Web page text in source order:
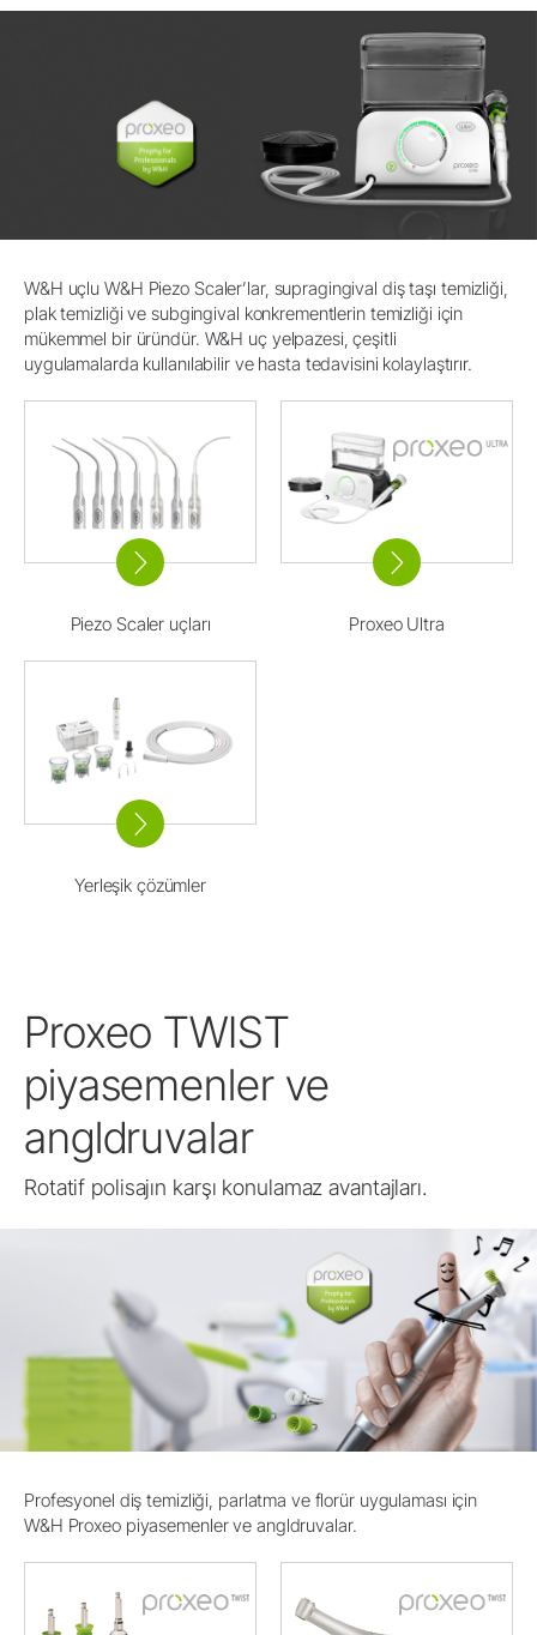
W&H uçlu W&H Piezo Scaler’lar, supragingival diş taşı temizliği,
plak temizliği ve subgingival konkrementlerin temizliği için
mükemmel bir üründür. W&H uç yelpazesi, çeşitli
uygulamalarda kullanılabilir ve hasta tedavisini kolaylaştırır.
Piezo Scaler uçları Proxeo Ultra
Yerleşik çözümler
Proxeo TWIST
piyasemenler ve
angldruvalar
Rotatif polisajın karşı konulamaz avantajları.
Profesyonel diş temizliği, parlatma ve florür uygulaması için
W&H Proxeo piyasemenler ve angldruvalar.